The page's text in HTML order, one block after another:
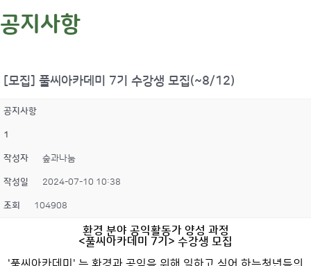
공지사항
[모집] 풀씨아카데미 7기 수강생 모집(~8/12)
공지사항
1
작성자 숲과나눔
작성일 2024-07-10 10:38
조회 104908
환경 분야 공익활동가 양성 과정
<풀씨아카데미 7기> 수강생 모집